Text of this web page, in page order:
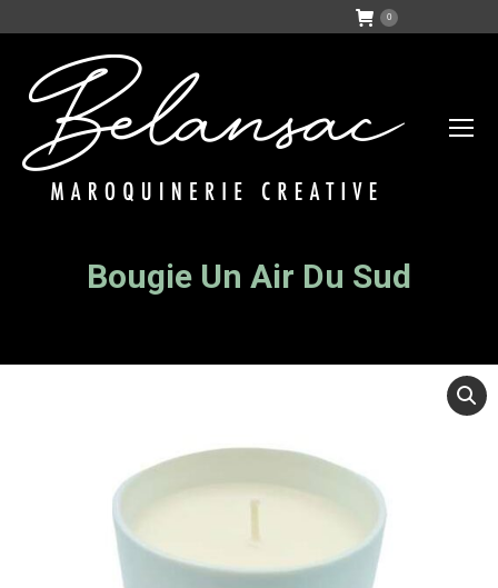
0
Bougie Un Air Du Sud
Vous êtes ici :